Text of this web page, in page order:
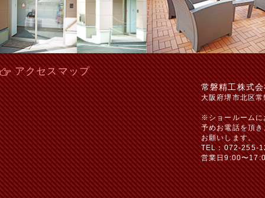
アクセスマップ
常磐精工株式
大阪府堺市北区
※ショールームに
予めお電話を頂
お願いします。
TEL：072-255-
営業日9:00〜